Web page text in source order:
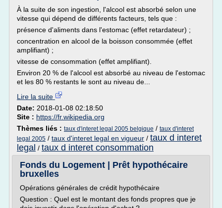
À la suite de son ingestion, l'alcool est absorbé selon une
vitesse qui dépend de différents facteurs, tels que :
présence d'aliments dans l'estomac (effet retardateur) ;
concentration en alcool de la boisson consommée (effet
amplifiant) ;
vitesse de consommation (effet amplifiant).
Environ 20 % de l'alcool est absorbé au niveau de l'estomac
et les 80 % restants le sont au niveau de...
Lire la suite
Date: 2018-01-08 02:18:50
Site : https://fr.wikipedia.org
Thèmes liés : taux d'interet legal 2005 belgique / taux d'interet
legal 2005 / taux d'interet legal en vigueur / taux d interet
legal / taux d interet consommation
Fonds du Logement | Prêt hypothécaire
bruxelles
Opérations générales de crédit hypothécaire
Question : Quel est le montant des fonds propres que je